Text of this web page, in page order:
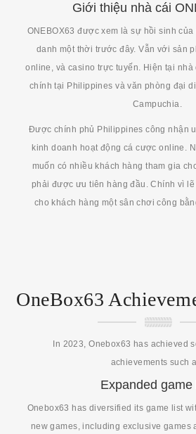
Giới thiệu nhà cái
ONEBOX63 được xem là sự hồi sinh
danh một thời trước đây. Vẫn với sản
online, và casino trực tuyến. Hiện tại
chính tại Philippines và văn phòng đại
Campuchia.
Được chính phủ Philippines công nhận
kinh doanh hoạt động cá cược online.
muốn có nhiều khách hàng tham gia
phải được ưu tiên hàng đầu. Chính vì
cho khách hàng một sân chơi công
OneBox63
In 2023, Onebox63 has achieved
achievements such
Expanded game
Onebox63 has diversified its game list
new games, including exclusive games